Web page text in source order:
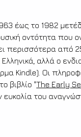
έως το 1982
οντότητα που
περισσότερα από
αλλά ο
Kindle). Οι
βιβλίο "The Early
του